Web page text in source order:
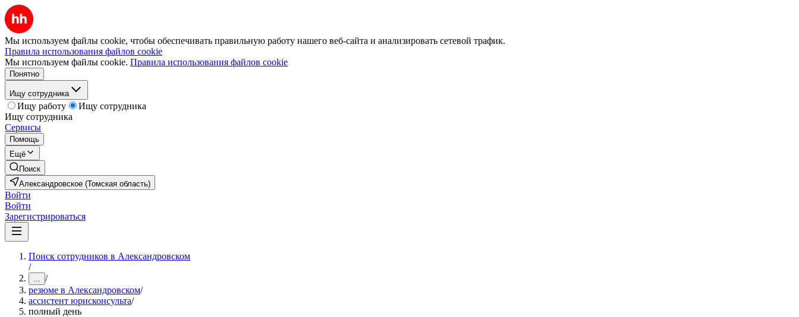
Мы используем файлы cookie, чтобы обеспечивать правильную работу нашего веб-сайта и анализировать сетевой трафик.
Правила использования файлов cookie
Мы используем файлы cookie. Правила использования файлов cookie
Понятно
Ищу сотрудника
Ищу работу
Ищу сотрудника
Ищу сотрудника
Сервисы
Помощь
Ещё
Поиск
Александровское (Томская область)
Войти
Войти
Зарегистрироваться
Поиск сотрудников в Александровском
/
... /
резюме в Александровском/
ассистент юрисконсульта/
полный день